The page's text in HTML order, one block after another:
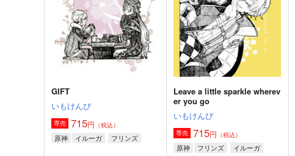
1,144 （税込）
イルーガ
サンプル 作品詳細
572円（税込）
山姥切長義
サンプル 作品詳細
GIFT
いもけんぴ
専売 715円 （税込）
原神 イルーガ フリンズ
Leave a little sparkle wherev
er you go
いもけんぴ
専売 715円 （税込）
原神 フリンズ イルーガ